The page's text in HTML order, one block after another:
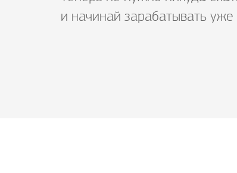
и начинай зарабатывать уже